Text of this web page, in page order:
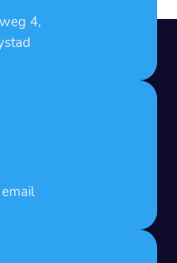
4,